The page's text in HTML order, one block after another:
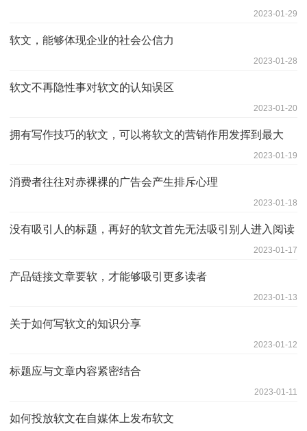
2023-01-29
软文，能够体现企业的社会公信力
2023-01-28
软文不再隐性事对软文的认知误区
2023-01-20
拥有写作技巧的软文，可以将软文的营销作用发挥到最大
2023-01-19
消费者往往对赤裸裸的广告会产生排斥心理
2023-01-18
没有吸引人的标题，再好的软文首先无法吸引别人进入阅读
2023-01-17
产品链接文章要软，才能够吸引更多读者
2023-01-13
关于如何写软文的知识分享
2023-01-12
标题应与文章内容紧密结合
2023-01-11
如何投放软文在自媒体上发布软文